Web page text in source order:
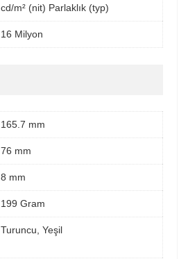
cd/m² (nit) Parlaklık (typ)
16 Milyon
165.7 mm
76 mm
8 mm
199 Gram
Turuncu, Yeşil